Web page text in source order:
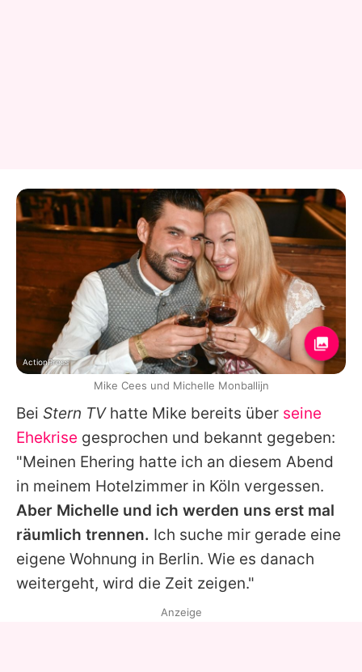
Bei Stern TVhatte Mike bereits über seine
Ehekrise gesprochen und bekannt gegeben:
"Meinen Ehering hatte ich an diesem Abend
in meinem Hotelzimmer in Köln vergessen.
Aber Michelle und ich werden uns erst mal
räumlich trennen. Ich suche mir gerade eine
eigene Wohnung in Berlin. Wie es danach
weitergeht, wird die Zeit zeigen."
ActionPress
Mike Cees und Michelle Monballijn
Anzeige